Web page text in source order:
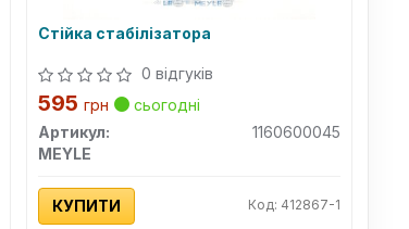
Стійка стабілізатора
0 відгуків
595грн
сьогодні
Артикул:
1160600045
MEYLE
КУПИТИ Код: 412867-1